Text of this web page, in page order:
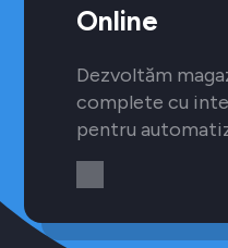
Online
Dezvoltăm
complete cu
pentru